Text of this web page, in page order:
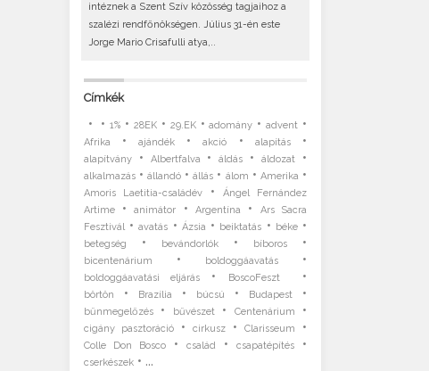
intéznek a Szent Szív közösség tagjaihoz a
szalézi rendfőnökségen. Július 31-én este
Jorge Mario Crisafulli atya,..
Címkék
• •1% • 28EK• 29.EK•adomány •advent •
Afrika •ajándék •akció • alapítás•
alapítvány• Albertfalva •áldás •áldozat •
alkalmazás•állandó •állás • álom • Amerika •
Amoris Laetitia-családév•
Ángel Fernández
Artime•animátor •Argentína •
Ars Sacra
Fesztivál•avatás • Ázsia • beiktatás • béke•
betegség • bevándorlók• bíboros•
bicentenárium • boldoggáavatás•
boldoggáavatási eljárás • BoscoFeszt •
börtön • Brazília • búcsú • Budapest •
bűnmegelőzés• bűvészet• Centenárium •
cigány pasztoráció• cirkusz• Clarisseum •
Colle Don Bosco• család • csapatépítés •
cserkészek• ...